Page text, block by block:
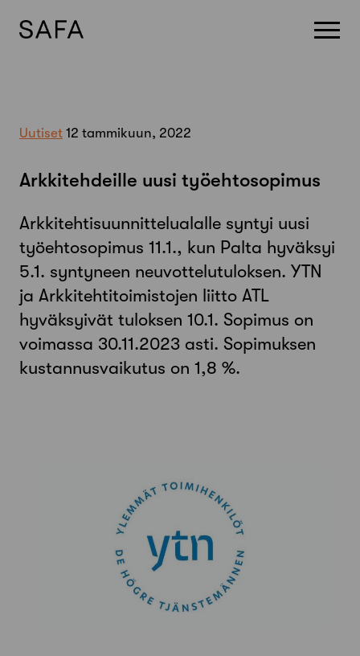
Uutiset 12 tammikuun, 2022
Arkkitehdeille uusi työehtosopimus
Arkkitehtisuunnittelualalle syntyi uusi
työehtosopimus 11.1., kun Palta hyväksyi
5.1. syntyneen neuvottelutuloksen. YTN
ja Arkkitehtitoimistojen liitto ATL
hyväksyivät tuloksen 10.1. Sopimus on
voimassa 30.11.2023 asti. Sopimuksen
kustannusvaikutus on 1,8 %.